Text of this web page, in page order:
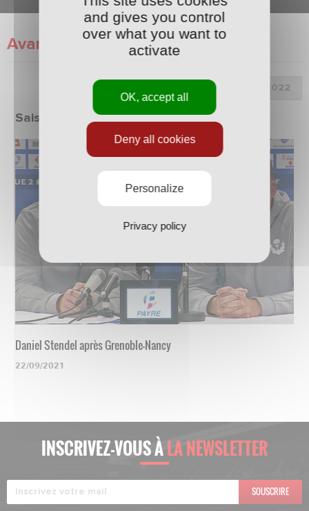
Avant-Match
Choix de la saison :
Saison 2021/2022
Daniel Stendel après Grenoble-Nancy
22/09/2021
INSCRIVEZ-VOUS ÀLA NEWSLETTER
SOUSCRIRE
and gives you control
over what you want to
activate
OK, accept all
Deny all cookies
Personalize
Privacy policy